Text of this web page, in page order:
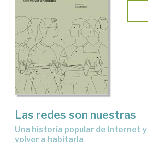
Las redes son nuestras
una historia popular de Internet y un mapa para
volver a habitarla